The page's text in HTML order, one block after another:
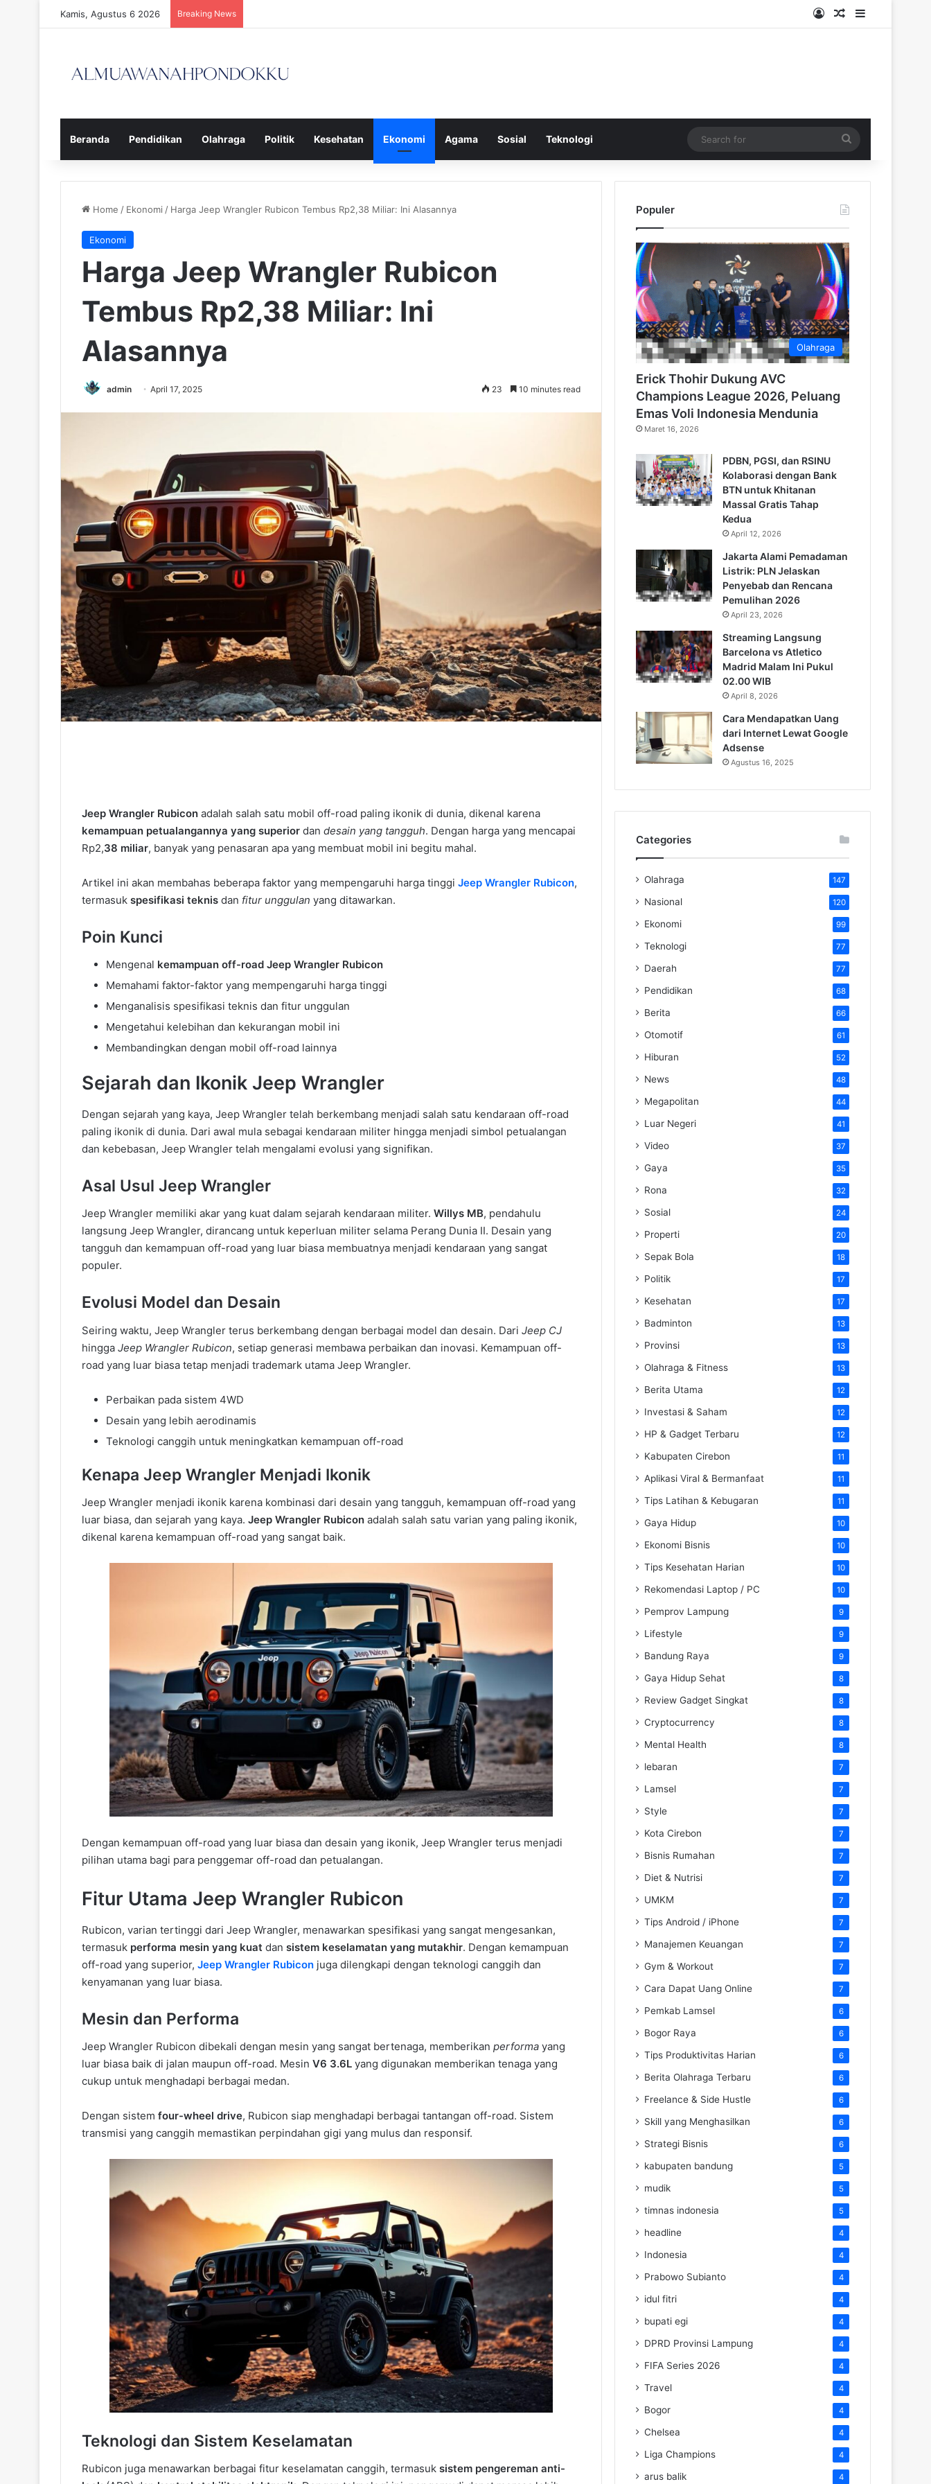
Kamis, Agustus 6 2026 Breaking News Log InRandom Article
Sidebar
Beranda Pendidikan Olahraga Politik Kesehatan Ekonomi Agama Sosial Teknologi
for
Home / Ekonomi / Harga Jeep Wrangler Rubicon Tembus Rp2,38 Miliar: Ini Alasannya
Ekonomi
Harga Jeep Wrangler Rubicon
Tembus Rp2,38 Miliar: Ini
Alasannya
admin April 17, 2025 23 10 minutes read
Jeep Wrangler Rubicon adalah salah satu mobil off-road paling ikonik di dunia, dikenal karena
kemampuan petualangannya yang superior dan desain yang tangguh. Dengan harga yang mencapai
Rp2,38 miliar, banyak yang penasaran apa yang membuat mobil ini begitu mahal.
Artikel ini akan membahas beberapa faktor yang mempengaruhi harga tinggi Jeep Wrangler Rubicon,
termasuk spesifikasi teknis dan fitur unggulan yang ditawarkan.
Poin Kunci
Mengenal kemampuan off-road Jeep Wrangler Rubicon
Memahami faktor-faktor yang mempengaruhi harga tinggi
Menganalisis spesifikasi teknis dan fitur unggulan
Mengetahui kelebihan dan kekurangan mobil ini
Membandingkan dengan mobil off-road lainnya
Sejarah dan Ikonik Jeep Wrangler
Dengan sejarah yang kaya, Jeep Wrangler telah berkembang menjadi salah satu kendaraan off-road
paling ikonik di dunia. Dari awal mula sebagai kendaraan militer hingga menjadi simbol petualangan
dan kebebasan, Jeep Wrangler telah mengalami evolusi yang signifikan.
Asal Usul Jeep Wrangler
Jeep Wrangler memiliki akar yang kuat dalam sejarah kendaraan militer. Willys MB, pendahulu
langsung Jeep Wrangler, dirancang untuk keperluan militer selama Perang Dunia II. Desain yang
tangguh dan kemampuan off-road yang luar biasa membuatnya menjadi kendaraan yang sangat
populer.
Evolusi Model dan Desain
Seiring waktu, Jeep Wrangler terus berkembang dengan berbagai model dan desain. Dari Jeep CJ
hingga Jeep Wrangler Rubicon, setiap generasi membawa perbaikan dan inovasi. Kemampuan off-
road yang luar biasa tetap menjadi trademark utama Jeep Wrangler.
Perbaikan pada sistem 4WD
Desain yang lebih aerodinamis
Teknologi canggih untuk meningkatkan kemampuan off-road
Kenapa Jeep Wrangler Menjadi Ikonik
Jeep Wrangler menjadi ikonik karena kombinasi dari desain yang tangguh, kemampuan off-road yang
luar biasa, dan sejarah yang kaya. Jeep Wrangler Rubicon adalah salah satu varian yang paling ikonik,
dikenal karena kemampuan off-road yang sangat baik.
Dengan kemampuan off-road yang luar biasa dan desain yang ikonik, Jeep Wrangler terus menjadi
pilihan utama bagi para penggemar off-road dan petualangan.
Fitur Utama Jeep Wrangler Rubicon
Rubicon, varian tertinggi dari Jeep Wrangler, menawarkan spesifikasi yang sangat mengesankan,
termasuk performa mesin yang kuat dan sistem keselamatan yang mutakhir. Dengan kemampuan
off-road yang superior, Jeep Wrangler Rubicon juga dilengkapi dengan teknologi canggih dan
kenyamanan yang luar biasa.
Mesin dan Performa
Jeep Wrangler Rubicon dibekali dengan mesin yang sangat bertenaga, memberikan performa yang
luar biasa baik di jalan maupun off-road. Mesin V6 3.6L yang digunakan memberikan tenaga yang
cukup untuk menghadapi berbagai medan.
Dengan sistem four-wheel drive, Rubicon siap menghadapi berbagai tantangan off-road. Sistem
transmisi yang canggih memastikan perpindahan gigi yang mulus dan responsif.
Teknologi dan Sistem Keselamatan
Rubicon juga menawarkan berbagai fitur keselamatan canggih, termasuk sistem pengereman anti-
Populer
Olahraga
Erick Thohir Dukung AVC
Champions League 2026, Peluang
Emas Voli Indonesia Mendunia
Maret 16, 2026
PDBN, PGSI, dan RSINU
Kolaborasi dengan Bank
BTN untuk Khitanan
Massal Gratis Tahap
Kedua
April 12, 2026
Jakarta Alami Pemadaman
Listrik: PLN Jelaskan
Penyebab dan Rencana
Pemulihan 2026
April 23, 2026
Streaming Langsung
Barcelona vs Atletico
Madrid Malam Ini Pukul
02.00 WIB
April 8, 2026
Cara Mendapatkan Uang
dari Internet Lewat Google
Adsense
Agustus 16, 2025
Categories
Olahraga 147
Nasional 120
Ekonomi 99
Teknologi 77
Daerah 77
Pendidikan 68
Berita 66
Otomotif 61
Hiburan 52
News 48
Megapolitan 44
Luar Negeri 41
Video 37
Gaya 35
Rona 32
Sosial 24
Properti 20
Sepak Bola 18
Politik 17
Kesehatan 17
Badminton 13
Provinsi 13
Olahraga & Fitness 13
Berita Utama 12
Investasi & Saham 12
HP & Gadget Terbaru 12
Kabupaten Cirebon 11
Aplikasi Viral & Bermanfaat 11
Tips Latihan & Kebugaran 11
Gaya Hidup 10
Ekonomi Bisnis 10
Tips Kesehatan Harian 10
Rekomendasi Laptop / PC 10
Pemprov Lampung 9
Lifestyle 9
Bandung Raya 9
Gaya Hidup Sehat 8
Review Gadget Singkat 8
Cryptocurrency 8
Mental Health 8
lebaran 7
Lamsel 7
Style 7
Kota Cirebon 7
Bisnis Rumahan 7
Diet & Nutrisi 7
UMKM 7
Tips Android / iPhone 7
Manajemen Keuangan 7
Gym & Workout 7
Cara Dapat Uang Online 7
Pemkab Lamsel 6
Bogor Raya 6
Tips Produktivitas Harian 6
Berita Olahraga Terbaru 6
Freelance & Side Hustle 6
Skill yang Menghasilkan 6
Strategi Bisnis 6
kabupaten bandung 5
mudik 5
timnas indonesia 5
headline 4
Indonesia 4
Prabowo Subianto 4
idul fitri 4
bupati egi 4
DPRD Provinsi Lampung 4
FIFA Series 2026 4
Travel 4
Bogor 4
Chelsea 4
Liga Champions 4
arus balik 4